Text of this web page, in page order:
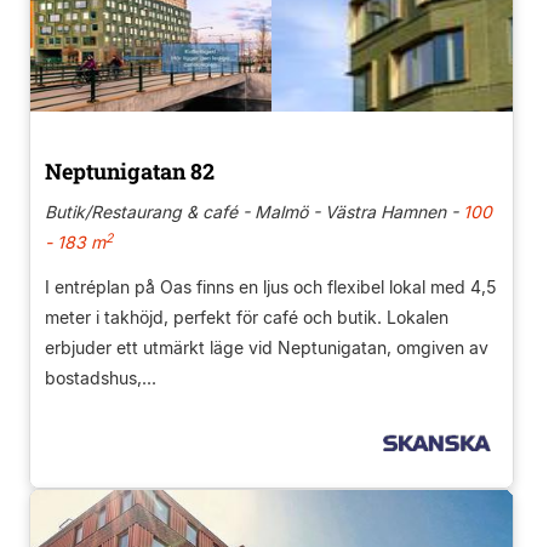
Neptunigatan 82
Butik/Restaurang & café - Malmö - Västra Hamnen -100
- 183 m2
I entréplan på Oas finns en ljus och flexibel lokal med 4,5
meter i takhöjd, perfekt för café och butik. Lokalen
erbjuder ett utmärkt läge vid Neptunigatan, omgiven av
bostadshus,...